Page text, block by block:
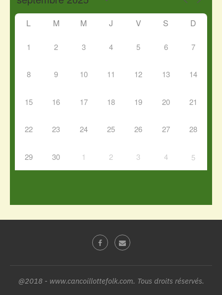
L M M J V S D
1 2 3 4 5 6 7
8 9 10 11 12 13 14
15 16 17 18 19 20 21
22 23 24 25 26 27 28
29 30 1 2 3 4 5
@2018 - www.cancoillottefolk.com. Tous droits réservés.